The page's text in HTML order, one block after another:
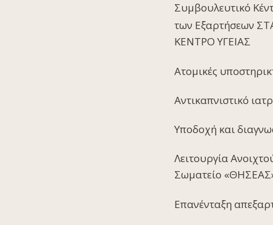
Συμβουλευτικό
των Εξαρτήσεων
ΚΕΝΤΡΟ ΥΓΕΙΑΣ
Ατομικές
Αντικαπνιστικό
Υποδοχή και
Λειτουργία
Σωματείο
Επανένταξη